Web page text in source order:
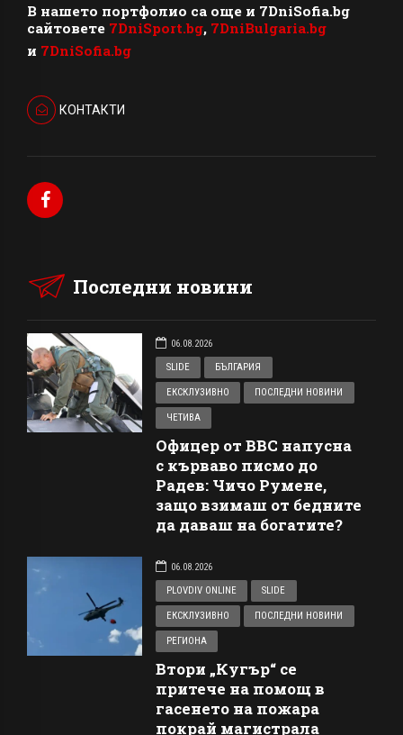
В нашето портфолио са още и 7DniSofia.bg
сайтовете 7DniSport.bg, 7DniBulgaria.bg
и 7DniSofia.bg
КОНТАКТИ
Последни новини
06.08.2026
SLIDE
БЪЛГАРИЯ
ЕКСКЛУЗИВНО ПОСЛЕДНИ НОВИНИ
ЧЕТИВА
Офицер от ВВС напусна
с кърваво писмо до
Радев: Чичо Румене,
защо взимаш от бедните
да даваш на богатите?
06.08.2026
PLOVDIV ONLINE
SLIDE
ЕКСКЛУЗИВНО ПОСЛЕДНИ НОВИНИ
РЕГИОНА
Втори „Кугър“ се
притече на помощ в
гасенето на пожара
покрай магистрала